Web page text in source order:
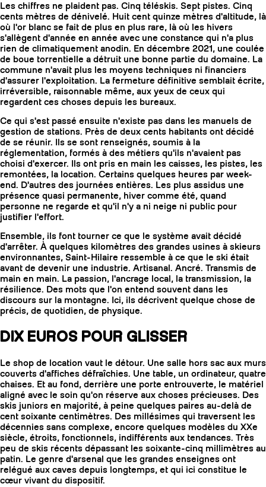
Les chiffres ne plaident pas. Cinq téléskis. Sept pistes. Cinq
cents mètres de dénivelé. Huit cent quinze mètres d'altitude, là
où l'or blanc se fait de plus en plus rare, là où les hivers
s'allègent d'année en année avec une constance qui n'a plus
rien de climatiquement anodin. En décembre 2021, une coulée
de boue torrentielle a détruit une bonne partie du domaine. La
commune n'avait plus les moyens techniques ni financiers
d'assurer l'exploitation. La fermeture définitive semblait écrite,
irréversible, raisonnable même, aux yeux de ceux qui
regardent ces choses depuis les bureaux.
Ce qui s'est passé ensuite n'existe pas dans les manuels de
gestion de stations. Près de deux cents habitants ont décidé
de se réunir. Ils se sont renseignés, soumis à la
réglementation, formés à des métiers qu'ils n'avaient pas
choisi d'exercer. Ils ont pris en main les caisses, les pistes, les
remontées, la location. Certains quelques heures par week-
end. D'autres des journées entières. Les plus assidus une
présence quasi permanente, hiver comme été, quand
personne ne regarde et qu'il n'y a ni neige ni public pour
justifier l'effort.
Ensemble, ils font tourner ce que le système avait décidé
d'arrêter. À quelques kilomètres des grandes usines à skieurs
environnantes, Saint-Hilaire ressemble à ce que le ski était
avant de devenir une industrie. Artisanal. Ancré. Transmis de
main en main. La passion, l'ancrage local, la transmission, la
résilience. Des mots que l'on entend souvent dans les
discours sur la montagne. Ici, ils décrivent quelque chose de
précis, de quotidien, de physique.
DIX EUROS POUR GLISSER
Le shop de location vaut le détour. Une salle hors sac aux murs
couverts d'affiches défraîchies. Une table, un ordinateur, quatre
chaises. Et au fond, derrière une porte entrouverte, le matériel
aligné avec le soin qu'on réserve aux choses précieuses. Des
skis juniors en majorité, à peine quelques paires au-delà de
cent soixante centimètres. Des millésimes qui traversent les
décennies sans complexe, encore quelques modèles du XXe
siècle, étroits, fonctionnels, indifférents aux tendances. Très
peu de skis récents dépassant les soixante-cinq millimètres au
patin. Le genre d'arsenal que les grandes enseignes ont
relégué aux caves depuis longtemps, et qui ici constitue le
cœur vivant du dispositif.